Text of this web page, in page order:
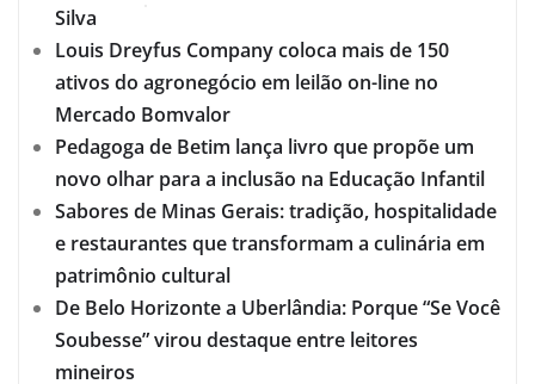
Silva
Louis Dreyfus Company coloca mais de 150
ativos do agronegócio em leilão on-line no
Mercado Bomvalor
Pedagoga de Betim lança livro que propõe um
novo olhar para a inclusão na Educação Infantil
Sabores de Minas Gerais: tradição, hospitalidade
e restaurantes que transformam a culinária em
patrimônio cultural
De Belo Horizonte a Uberlândia: Porque “Se Você
Soubesse” virou destaque entre leitores
mineiros